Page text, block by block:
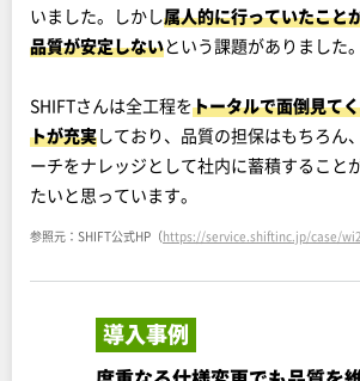
いました。しかし属人的に行っていたこと
品質が安定しないという課題がありました。
SHIFTさんは全工程をトータルで面倒見て
トが充実しており、品質の担保はもちろん
ーチをナレッジとして社内に蓄積すること
たいと思っています。
参照元：SHIFT公式HP（https://service.shiftinc.jp/case/
導入事例